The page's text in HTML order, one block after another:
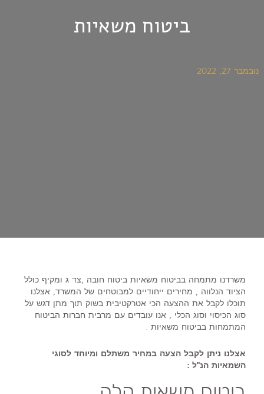
ביטוח משאיות
נובמבר 27, 2022
משרדנו מתמחה בביטוח משאיות ביטוח חובה ,צד ג ומקיף כולל
הציוד הנלווה , מחירים ייחודיים למבוטחים של המשרד, אצלנו
תוכלו לקבל את ההצעה הכי אטרקטיבית בשוק תוך מתן דגש על
סוג הכיסוי וסוג הכלי , אנו עובדים עם מרבית חברות הביטוח
המתמחות בביטוח משאיות .
אצלנו ניתן לקבל הצעה במחיר משתלם ומיוחד לסוגי
השמאיות הנ"ל :